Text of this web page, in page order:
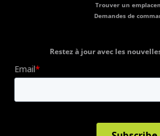
Trouver un
Demandes de
Restez à jour avec les